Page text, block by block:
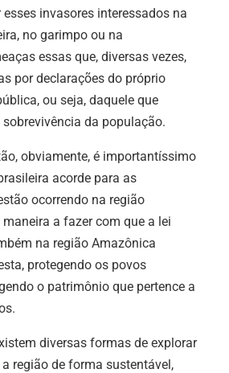
invasores interessados na
no garimpo ou na
essas que, diversas vezes,
por declarações do próprio
ou seja, daquele que
da população.
obviamente, é importantíssimo
acorde para as
ocorrendo na região
a fazer com que a lei
na região Amazônica
protegendo os povos
o patrimônio que pertence a
diversas formas de explorar
região de forma sustentável,